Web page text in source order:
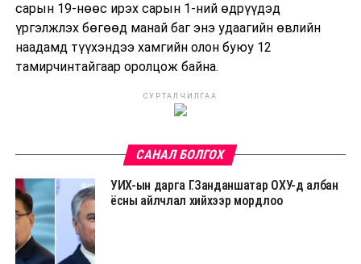
сарын 19-нөөс ирэх сарын 1-ний өдрүүдэд
үргэлжлэх бөгөөд манай баг энэ удаагийн өвлийн
наадамд түүхэндээ хамгийн олон буюу 12
тамирчинтайгаар оролцож байна.
СУРТАЛЧИЛГАА
САНАЛ БОЛГОХ
УИХ-ын дарга Г.Занданшатар ОХУ-д албан
ёсны айлчлал хийхээр мордлоо